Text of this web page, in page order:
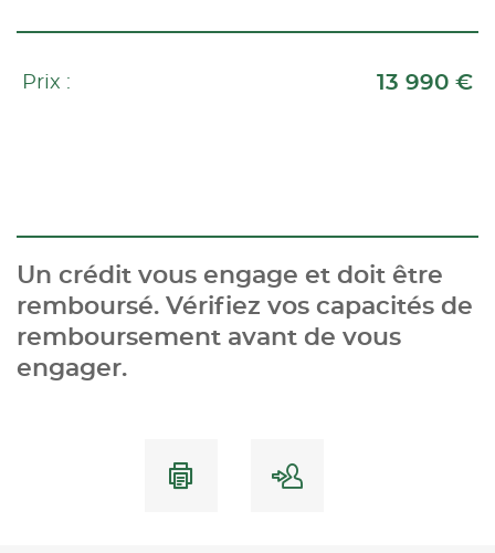
Prix : 13 990 €
Un crédit vous engage et doit être
remboursé. Vérifiez vos capacités de
remboursement avant de vous
engager.